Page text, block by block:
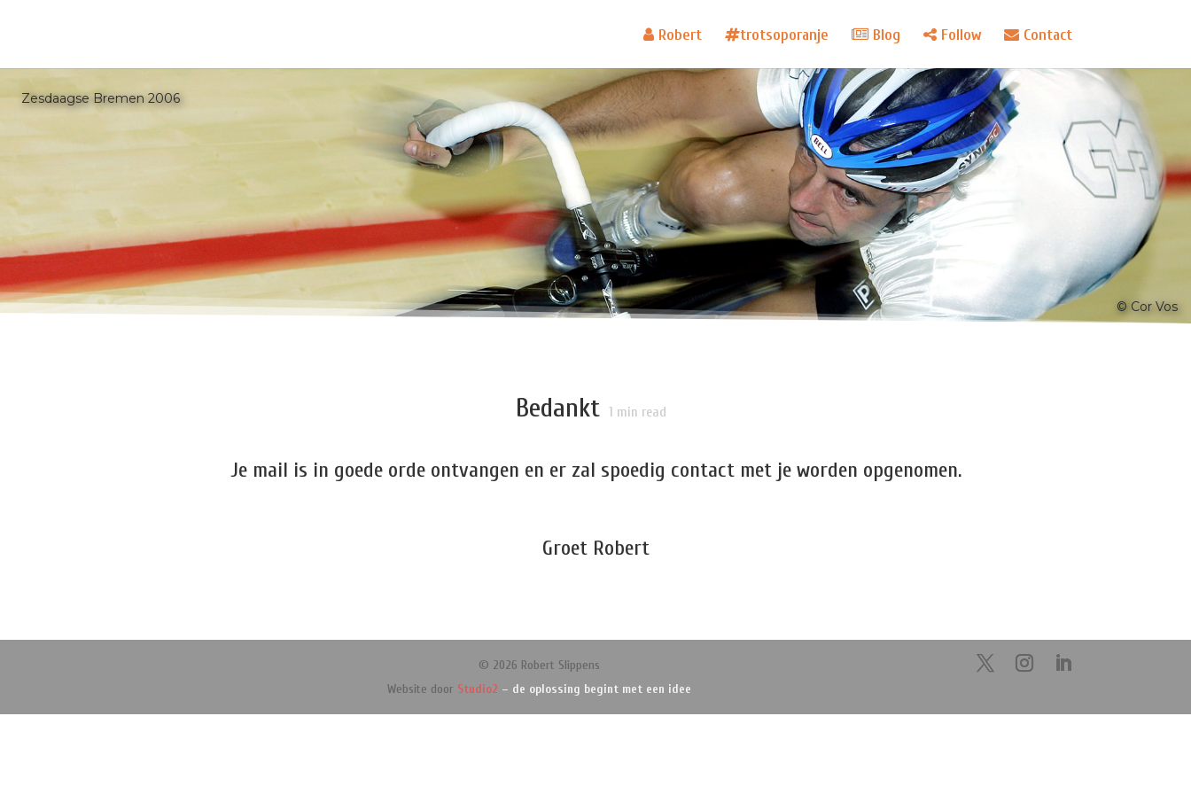
Robert trotsoporanje Blog Follow Contact
Zesdaagse Bremen 2006
© Cor Vos
Bedankt 1 min read
Je mail is in goede orde ontvangen en er zal spoedig contact met je worden opgenomen.
Groet Robert
© 2026 Robert Slippens
Website door Studio2 – de oplossing begint met een idee